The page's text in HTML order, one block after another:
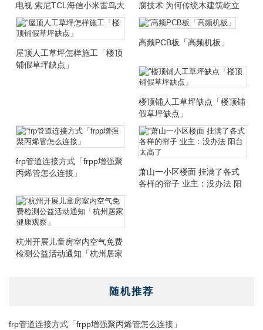
电视 索尼TCL海信小米雷鸟大
测评
腐技术 为何传统木建筑屹立
几千年
屋顶人工草坪怎样施工「楼顶
铺假草坪缺点」
高频PCB板「高频机板」
楼顶铺人工草坪缺点「楼顶铺
假草坪缺点」
frp管道连接方式「frpp增强聚
丙烯管怎么连接」
萧山一小区楼面 挂满了各式
各样的帘子 业主：没办法 阳
杭州开展儿童房室内空气免费
检测公益活动通知「杭州居家
随机推荐
frp管道连接方式「frpp增强聚丙烯管怎么连接」